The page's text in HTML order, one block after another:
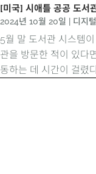
[미국] 시애틀 공공 도서
2024년 10월 20일 디지
5월 말 도서관 시스템
관을 방문한 적이 있다
동하는 데 시간이 걸렸